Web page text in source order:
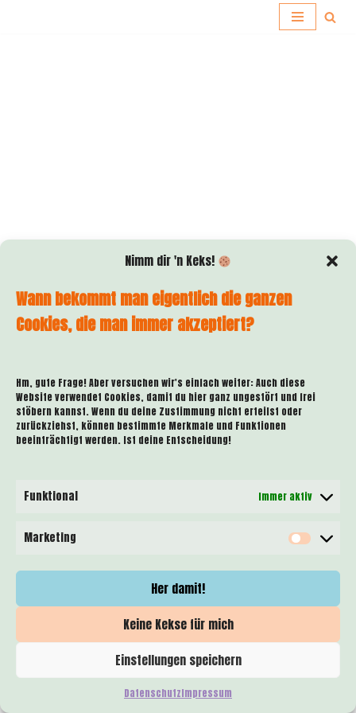
Nimm dir 'n Keks!
Wann bekommt man eigentlich die ganzen
Cookies, die man immer akzeptiert?
Hm, gute Frage! Aber versuchen wir's einfach weiter: Auch diese
Website verwendet Cookies, damit du hier ganz ungestört und frei
stöbern kannst. Wenn du deine Zustimmung nicht erteilst oder
zurückziehst, können bestimmte Merkmale und Funktionen
beeinträchtigt werden. Ist deine Entscheidung!
Funktional Immer aktiv
Marketing
Her damit!
Keine Kekse für mich
Einstellungen speichern
DatenschutzImpressum
Hannah Natterer © 2023. Alle Rechte vorbehalten.
Datenschutz